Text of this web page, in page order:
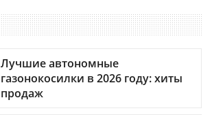
Лучшие автономные
газонокосилки в 2026 году: хиты
продаж